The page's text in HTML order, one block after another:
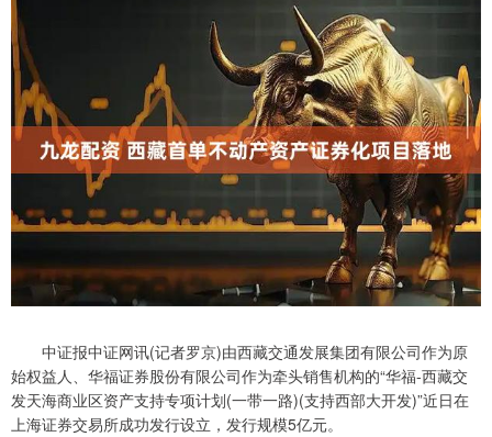
中证报中证网讯(记者罗京)由西藏交通发展集团有限公司作为原
始权益人、华福证券股份有限公司作为牵头销售机构的“华福-西藏交
发天海商业区资产支持专项计划(一带一路)(支持西部大开发)”近日在
上海证券交易所成功发行设立，发行规模5亿元。